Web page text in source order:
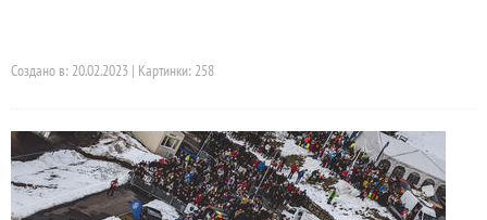
Создано в: 20.02.2023 | Картинки: 258